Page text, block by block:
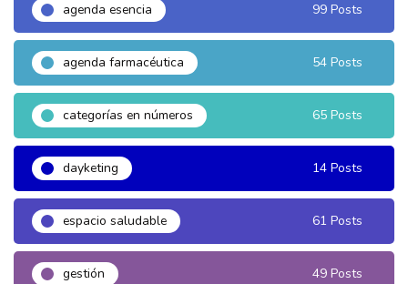
agenda esencia 99 Posts
agenda farmacéutica 54 Posts
categorías en números 65 Posts
dayketing 14 Posts
espacio saludable 61 Posts
gestión 49 Posts